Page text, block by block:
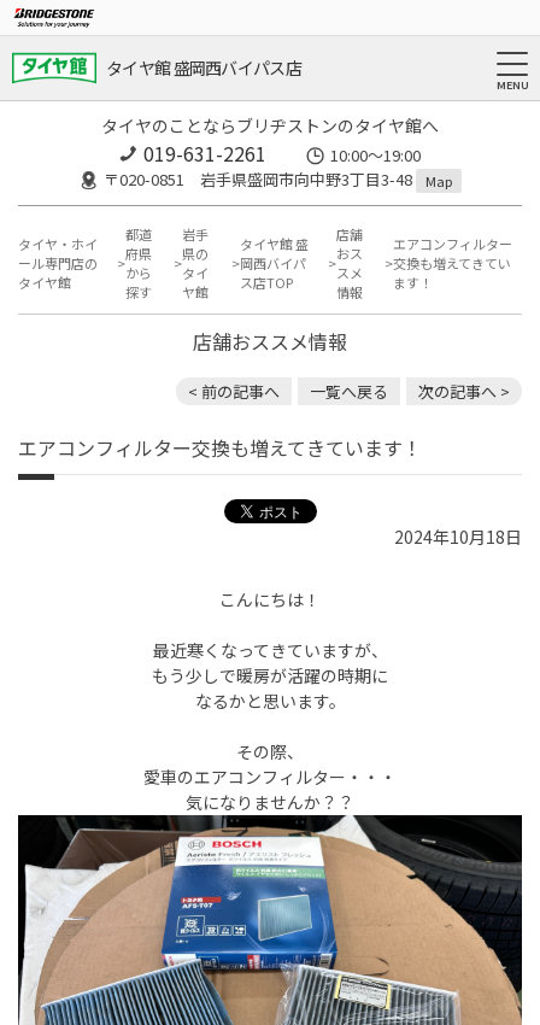
タイヤ館 盛岡西バイパス店
タイヤのことならブリヂストンのタイヤ館へ
019-631-2261
10:00～19:00
〒020-0851 岩手県盛岡市向中野3丁目3-48
Map
タイヤ・ホイ
ール専門店の
タイヤ館
都道
府県
から
探す
岩手
県の
タイ
ヤ館
タイヤ館 盛
岡西バイパ
ス店TOP
店舗
おス
スメ
情報
エアコンフィルター
交換も増えてきてい
ます！
店舗おススメ情報
< 前の記事へ 一覧へ戻る 次の記事へ >
エアコンフィルター交換も増えてきています！
2024年10月18日
こんにちは！
最近寒くなってきていますが、
もう少しで暖房が活躍の時期に
なるかと思います。
その際、
愛車のエアコンフィルター・・・
気になりませんか？？